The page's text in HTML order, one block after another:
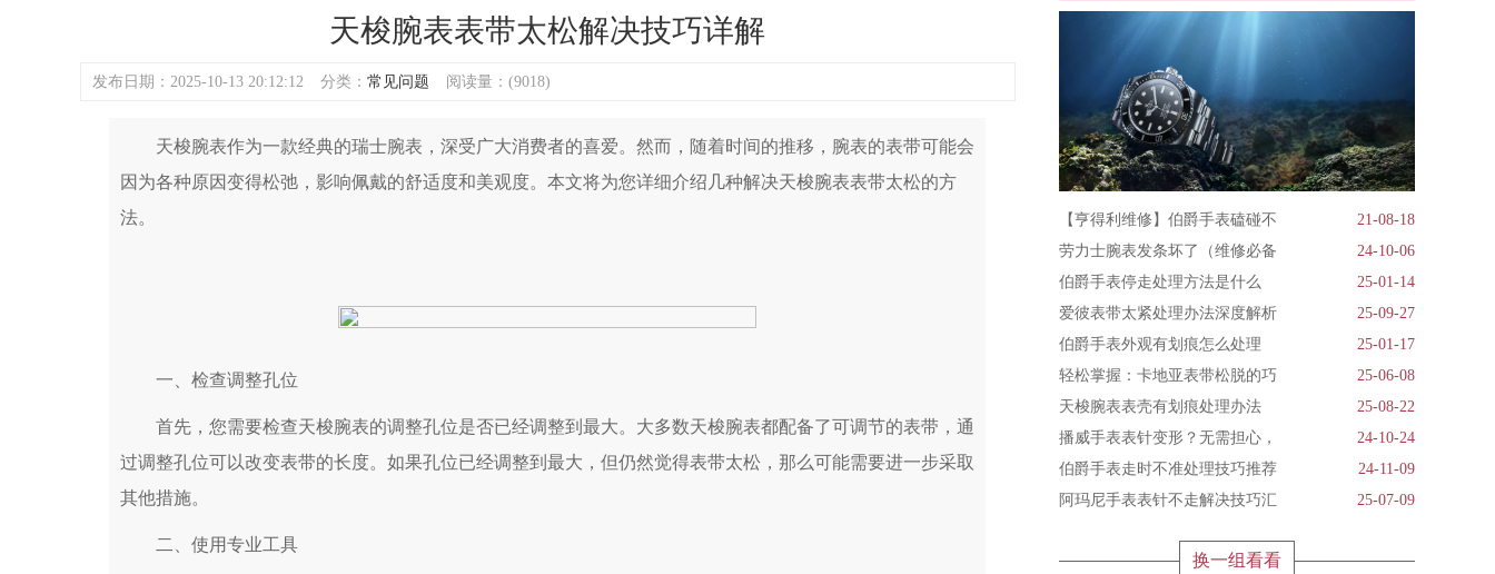
天津市和平区赤峰道136号天津国际金融中心写字楼26层2603室（需提前预约）
上海市黄浦区南京东路299号宏伊国际广场写字楼8层806室（需提前预约）
常州市新北区龙锦路1590号现代传媒中心写字楼5号楼10层1008室（需提前预约）
徐州市鼓楼区淮海东路29号苏宁广场IFC国际金融中心写字楼35层3508室（需提前预约）
宁波市江北区大闸南路500号来福士广场办公楼20层2009室（需提前预约）
金华市金东区东市南街777号金华万达广场写字楼4号楼22层2209室（需提前预约）
嘉兴市南湖区广益路705号嘉兴世界贸易中心写字楼A座13层1304室（需提前预约）
南昌市红谷滩新区红谷中大道998号绿地双子塔（中央广场）A1座办公楼14层07室（需提前预约）
广州市越秀区环市东路371-375号世界贸易中心大厦南塔写字楼15层07室（需提前预约）
天梭腕表表带太松解决技巧详解
发布日期：2025-10-13 20:12:12 分类： 常见问题 阅读量：(9018)
天梭腕表作为一款经典的瑞士腕表，深受广大消费者的喜爱。然而，随着时间的推移，腕表的表带可能会
因为各种原因变得松弛，影响佩戴的舒适度和美观度。本文将为您详细介绍几种解决天梭腕表表带太松的方
法。
一、检查调整孔位
首先，您需要检查天梭腕表的调整孔位是否已经调整到最大。大多数天梭腕表都配备了可调节的表带，通
过调整孔位可以改变表带的长度。如果孔位已经调整到最大，但仍然觉得表带太松，那么可能需要进一步采取
其他措施。
二、使用专业工具
【亨得利维修】伯爵手表磕碰不
21-08-18
劳力士腕表发条坏了（维修必备
24-10-06
伯爵手表停走处理方法是什么
25-01-14
爱彼表带太紧处理办法深度解析
25-09-27
伯爵手表外观有划痕怎么处理
25-01-17
轻松掌握：卡地亚表带松脱的巧
25-06-08
天梭腕表表壳有划痕处理办法
25-08-22
播威手表表针变形？无需担心，
24-10-24
伯爵手表走时不准处理技巧推荐
24-11-09
阿玛尼手表表针不走解决技巧汇
25-07-09
换一组看看